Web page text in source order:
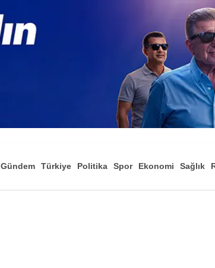
Gündem Türkiye Politika Spor Ekonomi Sağlık